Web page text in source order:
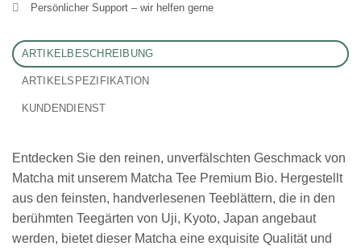
Persönlicher Support – wir helfen gerne
ARTIKELBESCHREIBUNG
ARTIKELSPEZIFIKATION
KUNDENDIENST
Entdecken Sie den reinen, unverfälschten Geschmack von
Matcha mit unserem Matcha Tee Premium Bio. Hergestellt
aus den feinsten, handverlesenen Teeblättern, die in den
berühmten Teegärten von Uji, Kyoto, Japan angebaut
werden, bietet dieser Matcha eine exquisite Qualität und